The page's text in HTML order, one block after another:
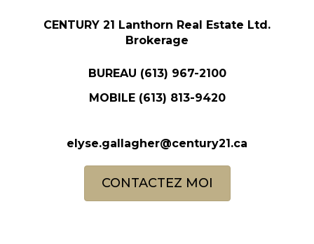
CENTURY 21 Lanthorn Real Estate Ltd.
Brokerage
BUREAU (613) 967-2100
MOBILE (613) 813-9420
elyse.gallagher@century21.ca
CONTACTEZ MOI